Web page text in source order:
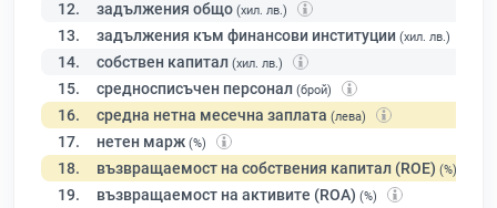
12. задължения общо (хил. лв.)
13. задължения към финансови институции (хил. лв.)
14. собствен капитал (хил. лв.)
15. средносписъчен персонал (брой)
16. средна нетна месечна заплата (лева)
17. нетен марж (%)
18. възвращаемост на собствения капитал (ROE) (%)
19. възвращаемост на активите (ROA) (%)